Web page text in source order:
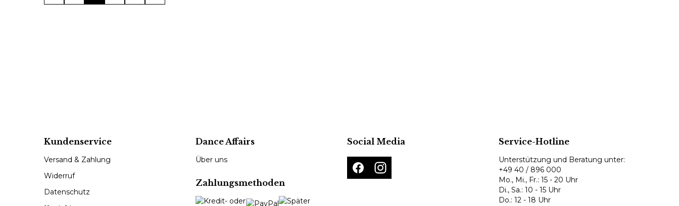
Kundenservice
Versand & Zahlung
Widerruf
Datenschutz
Dance Affairs
Über uns
Zahlungsmethoden
Social Media Service-Hotline
Unterstützung und Beratung unter:
+49 40 / 896 000
Mo., Mi., Fr.: 15 - 20 Uhr
Di., Sa.: 10 - 15 Uhr
Do.: 12 - 18 Uhr